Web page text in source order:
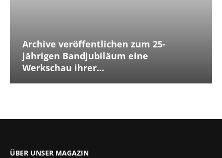
Archive veröffentlichen zum 25-
jährigen Bandjubiläum eine
Werkschau ihrer...
ÜBER UNSER MAGAZIN